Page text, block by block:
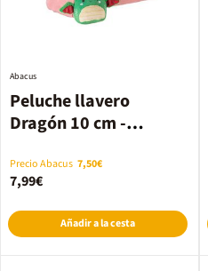
Peluche llavero
Dragón 10 cm -
Abacus
Precio Abacus 7,50€
7,99€
Añadir a la cesta